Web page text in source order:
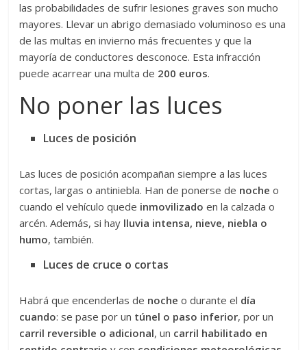
las probabilidades de sufrir lesiones graves son mucho
mayores. Llevar un abrigo demasiado voluminoso es una
de las multas en invierno más frecuentes y que la
mayoría de conductores desconoce. Esta infracción
puede acarrear una multa de 200 euros.
No poner las luces
Luces de posición
Las luces de posición acompañan siempre a las luces
cortas, largas o antiniebla. Han de ponerse de noche o
cuando el vehículo quede inmovilizado en la calzada o
arcén. Además, si hay lluvia intensa, nieve, niebla o
humo, también.
Luces de cruce o cortas
Habrá que encenderlas de noche o durante el día
cuando: se pase por un túnel o paso inferior, por un
carril reversible o adicional, un carril habilitado en